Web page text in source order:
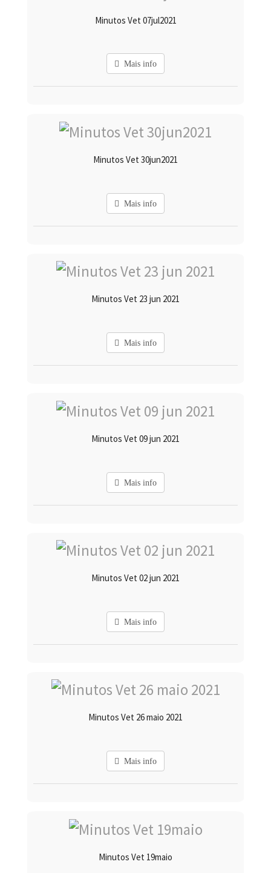
Minutos Vet 07jul2021
Mais info
Minutos Vet 30jun2021
Mais info
Minutos Vet 23 jun 2021
Mais info
Minutos Vet 09 jun 2021
Mais info
Minutos Vet 02 jun 2021
Mais info
Minutos Vet 26 maio 2021
Mais info
Minutos Vet 19maio